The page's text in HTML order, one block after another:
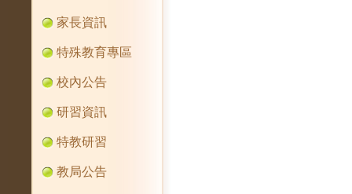
家長資訊
特殊教育專區
校內公告
研習資訊
特教研習
教局公告